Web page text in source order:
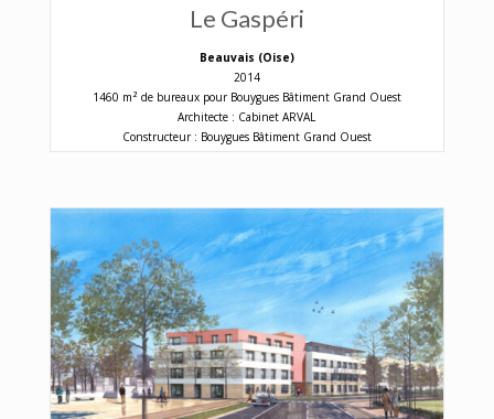
Le Gaspéri
Beauvais (Oise)
2014
1460 m² de bureaux pour Bouygues Bâtiment Grand Ouest
Architecte : Cabinet ARVAL
Constructeur : Bouygues Bâtiment Grand Ouest